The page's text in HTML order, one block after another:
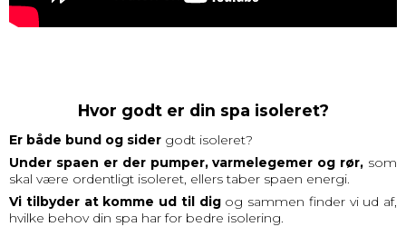
Hvor godt er din spa isoleret?
Er både bund og sider godt isoleret?
Under spaen er der pumper, varmelegemer og rør, som
skal være ordentligt isoleret, ellers taber spaen energi.
Vi tilbyder at komme ud til dig og sammen finder vi ud af,
hvilke behov din spa har for bedre isolering.